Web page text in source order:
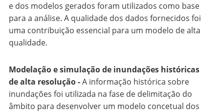
e dos modelos gerados foram utilizados como base
para a análise. A qualidade dos dados fornecidos foi
uma contribuição essencial para um modelo de alta
qualidade.
Modelação e simulação de inundações históricas
de alta resolução -A informação histórica sobre
inundações foi utilizada na fase de delimitação do
âmbito para desenvolver um modelo concetual dos